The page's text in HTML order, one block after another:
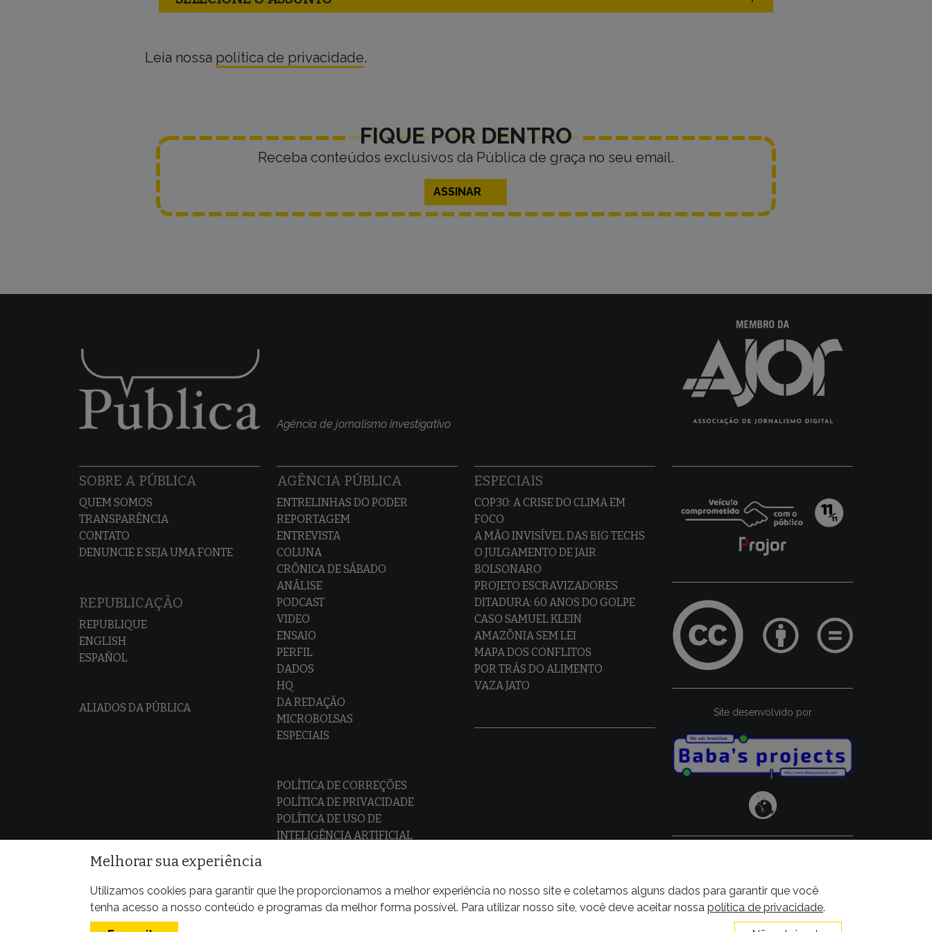
Leia nossa política de privacidade.
FIQUE POR DENTRO
Receba conteúdos exclusivos da Pública de graça no seu email.
ASSINAR
Agência de jornalismo investigativo
SOBRE A PÚBLICA
QUEM SOMOS
TRANSPARÊNCIA
CONTATO
DENUNCIE E SEJA UMA FONTE
REPUBLICAÇÃO
REPUBLIQUE
ENGLISH
ESPAÑOL
ALIADOS DA PÚBLICA
AGÊNCIA PÚBLICA
ENTRELINHAS DO PODER
REPORTAGEM
ENTREVISTA
COLUNA
CRÔNICA DE SÁBADO
ANÁLISE
PODCAST
VIDEO
ENSAIO
PERFIL
DADOS
HQ
DA REDAÇÃO
MICROBOLSAS
ESPECIAIS
POLÍTICA DE CORREÇÕES
POLÍTICA DE PRIVACIDADE
POLÍTICA DE USO DE
INTELIGÊNCIA ARTIFICIAL
ESPECIAIS
COP30: A CRISE DO CLIMA EM
FOCO
A MÃO INVISÍVEL DAS BIG TECHS
O JULGAMENTO DE JAIR
BOLSONARO
PROJETO ESCRAVIZADORES
DITADURA: 60 ANOS DO GOLPE
CASO SAMUEL KLEIN
AMAZÔNIA SEM LEI
MAPA DOS CONFLITOS
POR TRÁS DO ALIMENTO
VAZA JATO
Site desenvolvido por
Melhorar sua experiência
Utilizamos cookies para garantir que lhe proporcionamos a melhor experiência no nosso site e coletamos alguns dados para garantir que você
tenha acesso a nosso conteúdo e programas da melhor forma possível. Para utilizar nosso site, você deve aceitar nossa política de privacidade.